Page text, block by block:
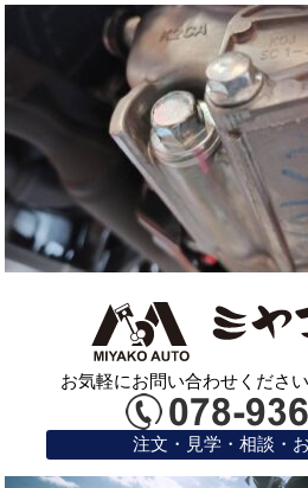
お気軽にお問い合わせくださ
注文・見学・相談・